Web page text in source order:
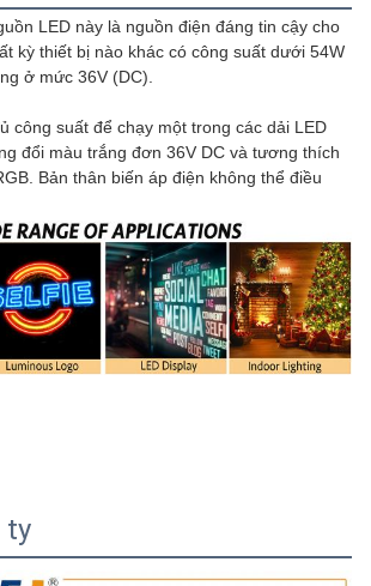
LED này là nguồn điện đáng tin cậy cho
kỳ thiết bị nào khác có công suất dưới 54W
ở mức 36V (DC).
công suất để chạy một trong các dải LED
đổi màu trắng đơn 36V DC và tương thích
Bản thân biến áp điện không thể điều
ty